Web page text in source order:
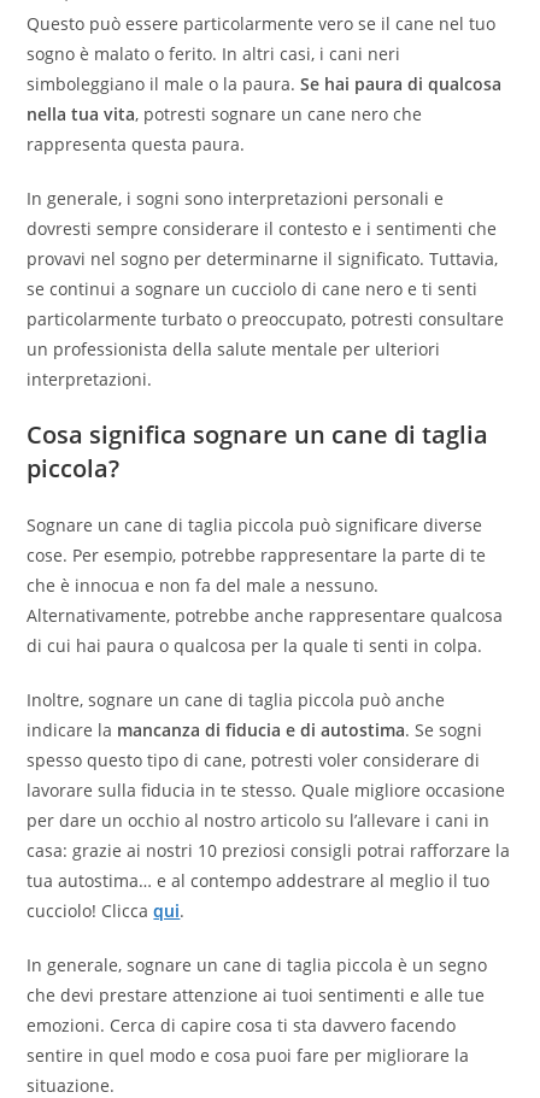
Questo può essere particolarmente vero se il cane nel tuo
sogno è malato o ferito. In altri casi, i cani neri
simboleggiano il male o la paura.Se hai paura di qualcosa
nella tua vita, potresti sognare un cane nero che
rappresenta questa paura.
In generale, i sogni sono interpretazioni personali e
dovresti sempre considerare il contesto e i sentimenti che
provavi nel sogno per determinarne il significato. Tuttavia,
se continui a sognare un cucciolo di cane nero e ti senti
particolarmente turbato o preoccupato, potresti consultare
un professionista della salute mentale per ulteriori
interpretazioni.
Cosa significa sognare un cane di taglia
piccola?
Sognare un cane di taglia piccola può significare diverse
cose. Per esempio, potrebbe rappresentare la parte di te
che è innocua e non fa del male a nessuno.
Alternativamente, potrebbe anche rappresentare qualcosa
di cui hai paura o qualcosa per la quale ti senti in colpa.
Inoltre, sognare un cane di taglia piccola può anche
indicare la mancanza di fiducia e di autostima. Se sogni
spesso questo tipo di cane, potresti voler considerare di
lavorare sulla fiducia in te stesso. Quale migliore occasione
per dare un occhio al nostro articolo su l’allevare i cani in
casa: grazie ai nostri 10 preziosi consigli potrai rafforzare la
tua autostima… e al contempo addestrare al meglio il tuo
cucciolo! Cliccaqui.
In generale, sognare un cane di taglia piccola è un segno
che devi prestare attenzione ai tuoi sentimenti e alle tue
emozioni. Cerca di capire cosa ti sta davvero facendo
sentire in quel modo e cosa puoi fare per migliorare la
situazione.